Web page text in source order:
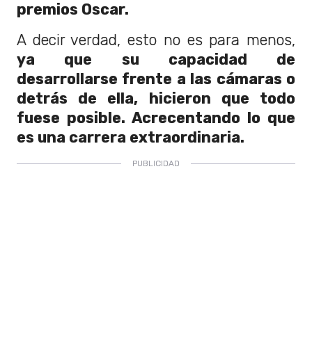
premios Oscar.
A decir verdad, esto no es para menos,
ya que su capacidad de
desarrollarse frente a las cámaras o
detrás de ella, hicieron que todo
fuese posible. Acrecentando lo que
es una carrera extraordinaria.